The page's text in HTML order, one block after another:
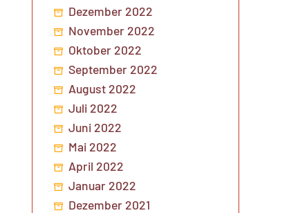
Dezember 2022
November 2022
Oktober 2022
September 2022
August 2022
Juli 2022
Juni 2022
Mai 2022
April 2022
Januar 2022
Dezember 2021